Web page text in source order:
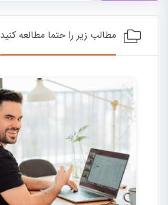
مطالب زیر را حتما مطالعه کنید